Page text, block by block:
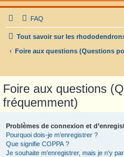
FAQ
Tout savoir sur les
Foire aux questions (Questions
Foire aux questions
fréquemment)
Problèmes de connexion et
Pourquoi dois-je m’enregistrer ?
Que signifie COPPA ?
Je souhaite m’enregistrer, mais je n’y